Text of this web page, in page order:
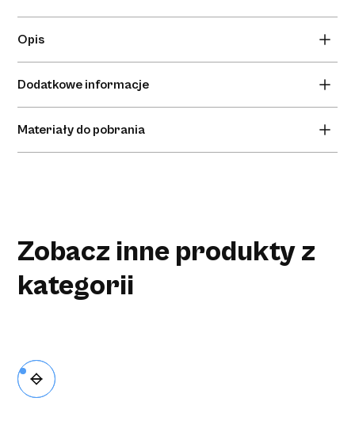
Opis
w nagłych sytuacjach, a także najwyższą dostępną
energię rosnącą o wartości aż do 360 dżuli (360 J).
Dodatkowe informacje
Materiały do pobrania
Zobacz inne produkty z
kategorii